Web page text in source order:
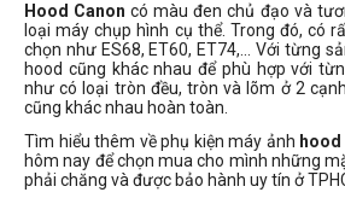
Hood Canon có màu đen chủ đạo và
loại máy chụp hình cụ thể. Trong đó, có
chọn như ES68, ET60, ET74,... Với từng
hood cũng khác nhau để phù hợp với
như có loại tròn đều, tròn và lõm ở 2
cũng khác nhau hoàn toàn.
Tìm hiểu thêm về phụ kiện máy ảnh hood
hôm nay để chọn mua cho mình những
phải chăng và được bảo hành uy tín ở